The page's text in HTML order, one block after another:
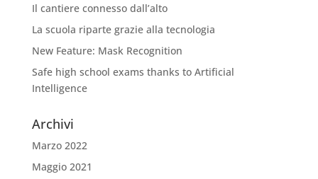
Il cantiere connesso dall’alto
La scuola riparte grazie alla tecnologia
New Feature: Mask Recognition
Safe high school exams thanks to Artificial
Intelligence
Archivi
Marzo 2022
Maggio 2021